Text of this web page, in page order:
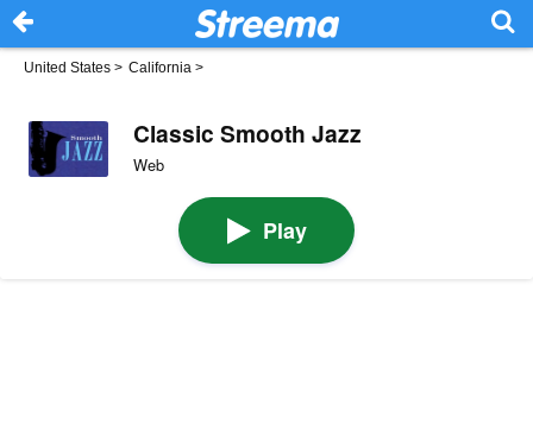
United States > California >
Classic Smooth Jazz
Web
Play